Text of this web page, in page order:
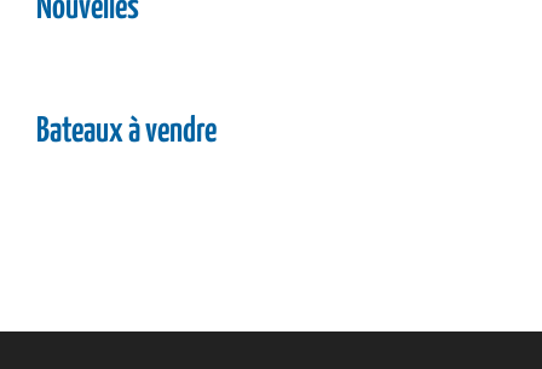
Nouvelles
Bateaux à vendre